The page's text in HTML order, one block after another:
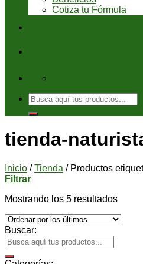
Cotiza tu Fórmula
Buscar
por:
tienda-
Inicio / Tienda /Productos
Filtrar
Mostrando los 5 resultados
Buscar: